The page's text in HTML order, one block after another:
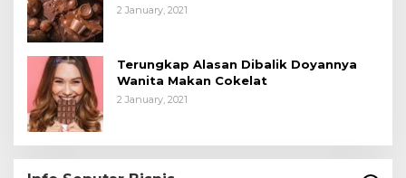
2 January, 2021
Terungkap Alasan Dibalik Doyannya
Wanita Makan Cokelat
2 January, 2021